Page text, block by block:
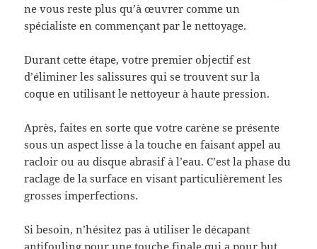
ne vous reste plus qu’à œuvrer comme un
spécialiste en commençant par le nettoyage.
Durant cette étape, votre premier objectif est
d’éliminer les salissures qui se trouvent sur la
coque en utilisant le nettoyeur à haute pression.
Après, faites en sorte que votre carène se présente
sous un aspect lisse à la touche en faisant appel au
racloir ou au disque abrasif à l’eau. C’est la phase du
raclage de la surface en visant particulièrement les
grosses imperfections.
Si besoin, n’hésitez pas à utiliser le décapant
antifouling pour une touche finale qui a pour but